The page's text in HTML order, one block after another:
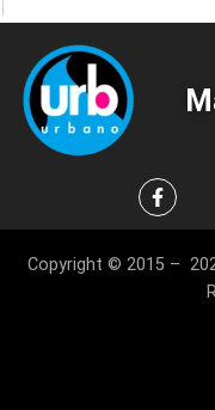
Copyright © 2015 –